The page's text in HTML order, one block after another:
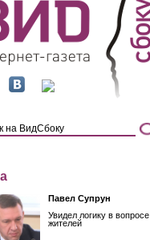
Павел Супрун
Увидел логику в вопросе
жителей